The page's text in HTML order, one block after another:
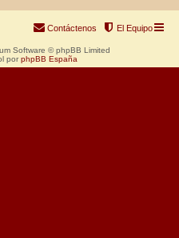
El Equipo
Contáctenos
Software © phpBB Limited
por phpBB España